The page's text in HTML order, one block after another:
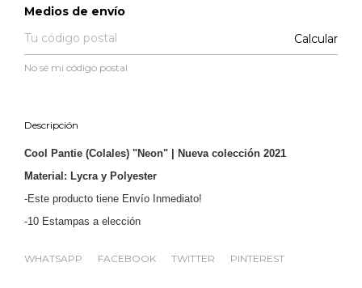
Entregas para el CP:
Medios de envío
Calcular
No sé mi código postal
Descripción
Cool Pantie (Colales) "Neon" | Nueva colección 2021
Material: Lycra y Polyester
-Este producto tiene Envío Inmediato!
-10 Estampas a elección
WHATSAPP FACEBOOK TWITTER PINTEREST